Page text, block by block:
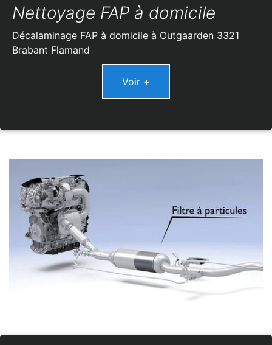
Nettoyage FAP à domicile
Décalaminage FAP à domicile à Outgaarden 3321
Brabant Flamand
Voir +